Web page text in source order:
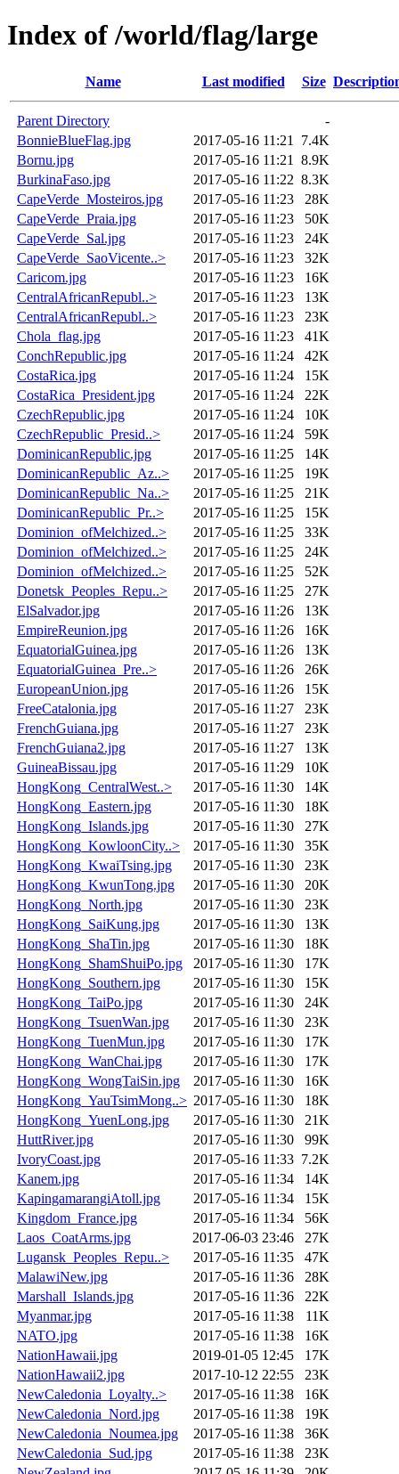
Index of /world/flag/large
Name Last modified Size
Parent Directory
-
BonnieBlueFlag.jpg
2017-05-16 11:21
7.4K
Bornu.jpg
2017-05-16 11:21
8.9K
BurkinaFaso.jpg
2017-05-16 11:22 8.3K
CapeVerde_Mosteiros.jpg
2017-05-16 11:23
28K
CapeVerde_Praia.jpg
2017-05-16 11:23
50K
CapeVerde_Sal.jpg
2017-05-16 11:23
24K
CapeVerde_SaoVicente..>
2017-05-16 11:23
32K
Caricom.jpg
2017-05-16 11:23
16K
CentralAfricanRepubl..>
2017-05-16 11:23
13K
CentralAfricanRepubl..>
2017-05-16 11:23
23K
Chola_flag.jpg
2017-05-16 11:23
41K
ConchRepublic.jpg
2017-05-16 11:24
42K
CostaRica.jpg
2017-05-16 11:24
15K
CostaRica_President.jpg
2017-05-16 11:24
22K
CzechRepublic.jpg
2017-05-16 11:24
10K
CzechRepublic_Presid..>
2017-05-16 11:24
59K
DominicanRepublic.jpg
2017-05-16 11:25
14K
DominicanRepublic_Az..>
2017-05-16 11:25
19K
DominicanRepublic_Na..>
2017-05-16 11:25
21K
DominicanRepublic_Pr..>
2017-05-16 11:25
15K
Dominion_ofMelchized..>
2017-05-16 11:25
33K
Dominion_ofMelchized..>
2017-05-16 11:25
24K
Dominion_ofMelchized..>
2017-05-16 11:25
52K
Donetsk_Peoples_Repu..>
2017-05-16 11:25
27K
ElSalvador.jpg
2017-05-16 11:26
13K
EmpireReunion.jpg
2017-05-16 11:26
16K
EquatorialGuinea.jpg
2017-05-16 11:26
13K
EquatorialGuinea_Pre..>
2017-05-16 11:26
26K
EuropeanUnion.jpg
2017-05-16 11:26
15K
FreeCatalonia.jpg
2017-05-16 11:27
23K
FrenchGuiana.jpg
2017-05-16 11:27
23K
FrenchGuiana2.jpg
2017-05-16 11:27
13K
GuineaBissau.jpg
2017-05-16 11:29
10K
HongKong_CentralWest..>
2017-05-16 11:30
14K
HongKong_Eastern.jpg
2017-05-16 11:30
18K
HongKong_Islands.jpg
2017-05-16 11:30
27K
HongKong_KowloonCity..>
2017-05-16 11:30
35K
HongKong_KwaiTsing.jpg
2017-05-16 11:30
23K
HongKong_KwunTong.jpg
2017-05-16 11:30
20K
HongKong_North.jpg
2017-05-16 11:30
23K
HongKong_SaiKung.jpg
2017-05-16 11:30
13K
HongKong_ShaTin.jpg
2017-05-16 11:30
18K
HongKong_ShamShuiPo.jpg
2017-05-16 11:30
17K
HongKong_Southern.jpg
2017-05-16 11:30
15K
HongKong_TaiPo.jpg
2017-05-16 11:30
24K
HongKong_TsuenWan.jpg
2017-05-16 11:30
23K
HongKong_TuenMun.jpg
2017-05-16 11:30
17K
HongKong_WanChai.jpg
2017-05-16 11:30
17K
HongKong_WongTaiSin.jpg
2017-05-16 11:30
16K
HongKong_YauTsimMong..> 2017-05-16 11:30
18K
HongKong_YuenLong.jpg
2017-05-16 11:30
21K
HuttRiver.jpg
2017-05-16 11:30
99K
IvoryCoast.jpg
2017-05-16 11:33 7.2K
Kanem.jpg
2017-05-16 11:34
14K
KapingamarangiAtoll.jpg
2017-05-16 11:34
15K
Kingdom_France.jpg
2017-05-16 11:34
56K
Laos_CoatArms.jpg
2017-06-03 23:46
27K
Lugansk_Peoples_Repu..>
2017-05-16 11:35
47K
MalawiNew.jpg
2017-05-16 11:36
28K
Marshall_Islands.jpg
2017-05-16 11:36
22K
Myanmar.jpg
2017-05-16 11:38
11K
NATO.jpg
2017-05-16 11:38
16K
NationHawaii.jpg
2019-01-05 12:45
17K
NationHawaii2.jpg
2017-10-12 22:55
23K
NewCaledonia_Loyalty..>
2017-05-16 11:38
16K
NewCaledonia_Nord.jpg
2017-05-16 11:38
19K
NewCaledonia_Noumea.jpg
2017-05-16 11:38
36K
NewCaledonia_Sud.jpg
2017-05-16 11:38
23K